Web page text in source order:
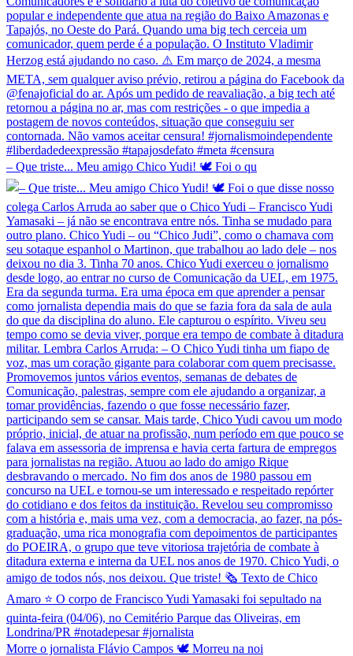
– Que triste... Meu amigo Chico Yudi! 🕊️ Foi o qu
Morre o jornalista Flávio Campos 🕊️ Morreu na noi